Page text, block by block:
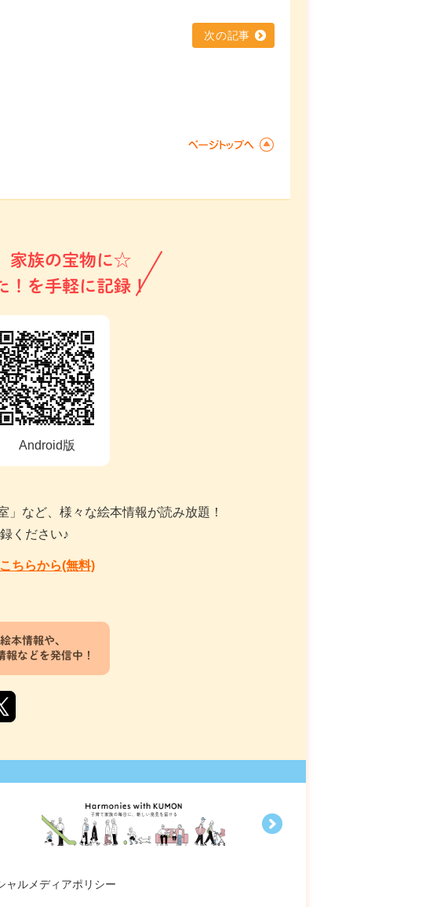
次の記事
家族の宝物に☆
！を手軽に記録！
Android版
など、様々な絵本情報が読み放題！
ください♪
ちらから(無料)
本情報や、
報などを発信中！
ャルメディアポリシー